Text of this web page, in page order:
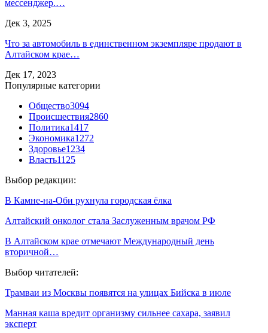
мессенджер.…
Дек 3, 2025
Что за автомобиль в единственном экземпляре продают в
Алтайском крае…
Дек 17, 2023
Популярные категории
Общество3094
Происшествия2860
Политика1417
Экономика1272
Здоровье1234
Власть1125
Выбор редакции:
В Камне-на-Оби рухнула городская ёлка
Алтайский онколог стала Заслуженным врачом РФ
В Алтайском крае отмечают Международный день
вторичной…
Выбор читателей:
Трамваи из Москвы появятся на улицах Бийска в июле
Манная каша вредит организму сильнее сахара, заявил
эксперт